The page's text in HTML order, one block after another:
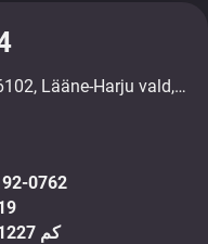
0762
361227 كم
Kooli 10, Rummu alevik, 76102, Lääne-Harju vald, Harjumaa